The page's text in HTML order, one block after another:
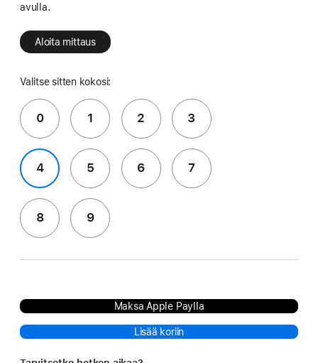
avulla.
Aloita mittaus
Valitse sitten kokosi:
0 1 2 3
4 5 6 7
8 9
Maksa Apple Paylla
Lisää koriin